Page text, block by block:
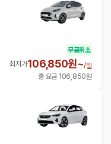
무료취소
최저가106,850원~/일
총 요금 106,850원